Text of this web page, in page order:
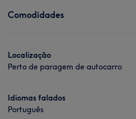
Comodidades
Localização
Perto de paragem de autocarro
Idiomas falados
Português